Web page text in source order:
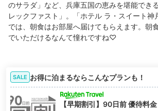
のサラダ」など、兵庫五国の恵みを堪能でき
レックファスト」。「ホテル ラ・スイート神
では、朝食はお部屋へ届けてもらえます。朝
でいただけるなんて憧れですね♡
SALE お得に泊まるならこんなプランも！
【早期割引】90日前 優待料